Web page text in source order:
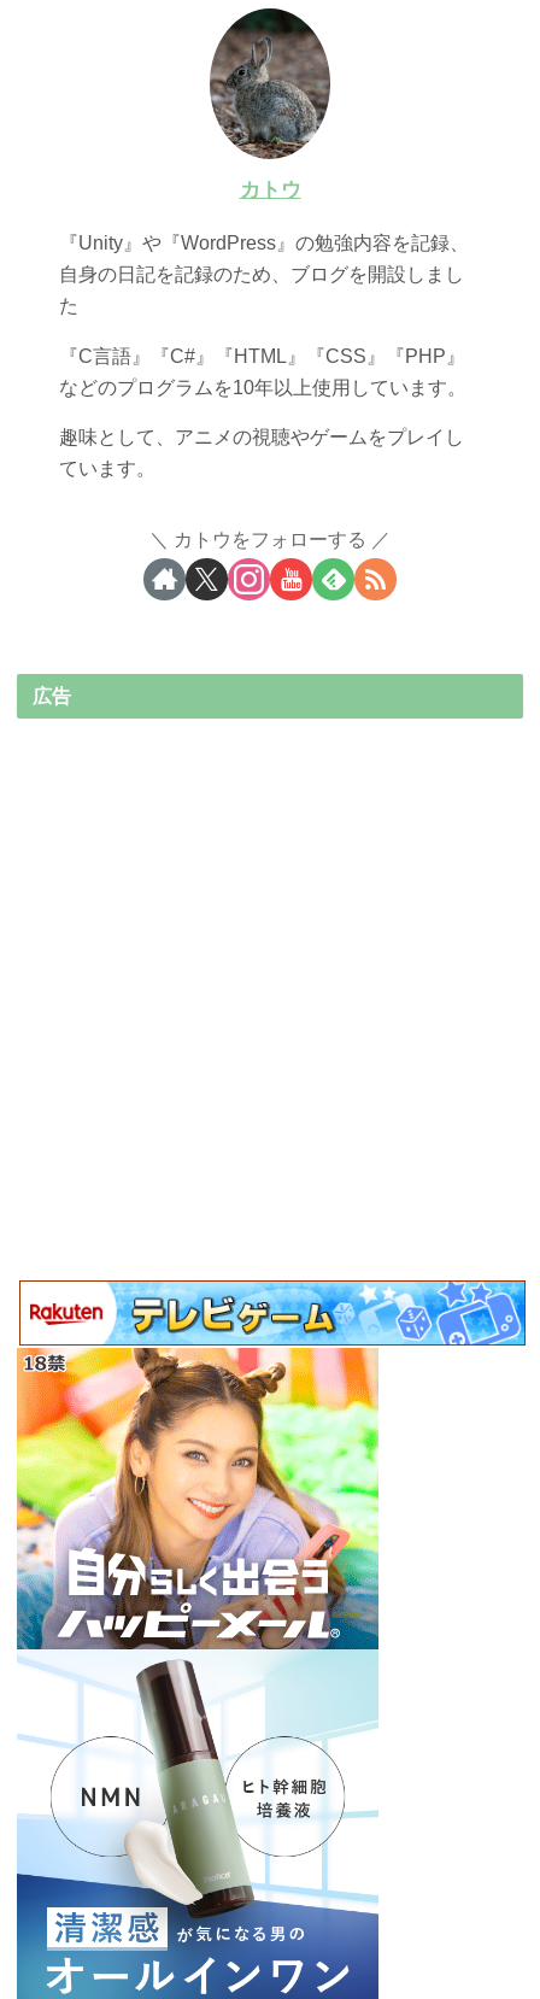
カトウ
『Unity』や『WordPress』の勉強内容を記録、
自身の日記を記録のため、ブログを開設しまし
た
『C言語』『C#』『HTML』『CSS』『PHP』
などのプログラムを10年以上使用しています。
趣味として、アニメの視聴やゲームをプレイし
ています。
カトウをフォローする
広告